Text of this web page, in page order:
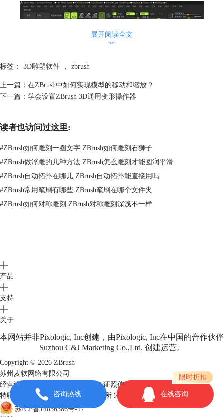
导入工具文件
具文件的模型导入，不会直接加载在画布中。它首先显示在工具面板的模
型列表中，需要光标在画布上拖拽，才能把模型加载到画布上。
灯箱导入工具文件
灯箱中导入工具文件的方法和加载项目文件的方法是一样的，双击工具文
在灯箱中的“工具”文件夹中，保存的是软件自带的工具文件。在“最近”文
图3：从灯箱中导入工具文件
从灯箱中可以导入多个工具文件，每个工具文件里的模型都会在工具菜单
的模型列表中以缩略图的形式显示出来。点击一个模型缩略图，就会在画
布上加载这个模型。
展开阅读全文
︾
标签： 3D雕塑软件 ， zbrush
上一篇： 在ZBrush中如何实现模型的移动和缩放？
下一篇： 学会设置ZBrush 3D通用变形操作器
读者也访问过这里:
#ZBrush如何雕刻一圈文字 ZBrush如何雕刻石狮子
#ZBrush做浮雕的几种方法 ZBrush怎么雕刻才能圆润平滑
#ZBrush自动拓扑在哪儿 ZBrush自动拓扑能直接用吗
#ZBrush常用笔刷有哪些 ZBrush笔刷在哪个文件夹
#ZBrush如何对称雕刻 ZBrush对称雕刻深浅不一样
产品
支持
关于
本网站并非Pixologic, Inc创建，由Pixologic, Inc在中国的合作伙伴
Suzhou C&J Marketing Co.,Ltd. 创建运营。
Copyright © 2026 ZBrush
苏州麦软网络有限公司
经营许可证编号：苏B2-20170109 证照信息
特聘法律顾问：江苏政纬律师事务所 宋红波
苏ICP备14036386号-17
咨询热线 在线咨询
限时折扣